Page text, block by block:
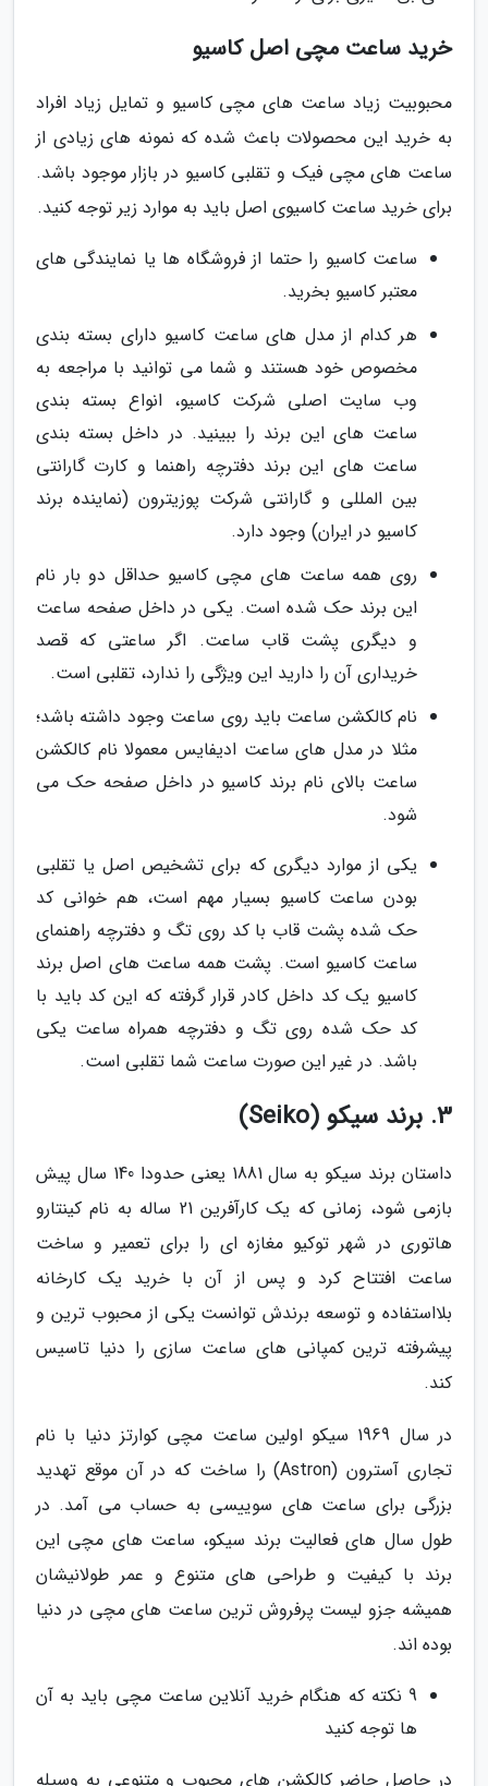
خرید ساعت مچی اصل کاسیو
محبوبیت زیاد ساعت های مچی کاسیو و تمایل زیاد افراد
به خرید این محصولات باعث شده که نمونه های زیادی از
ساعت های مچی فیک و تقلبی کاسیو در بازار موجود باشد.
برای خرید ساعت کاسیوی اصل باید به موارد زیر توجه کنید.
ساعت کاسیو را حتما از فروشگاه ها یا نمایندگی های
معتبر کاسیو بخرید.
هر کدام از مدل های ساعت کاسیو دارای بسته بندی
مخصوص خود هستند و شما می توانید با مراجعه به
وب سایت اصلی شرکت کاسیو، انواع بسته بندی
ساعت های این برند را ببینید. در داخل بسته بندی
ساعت های این برند دفترچه راهنما و کارت گارانتی
بین المللی و گارانتی شرکت پوزیترون (نماینده برند
کاسیو در ایران) وجود دارد.
روی همه ساعت های مچی کاسیو حداقل دو بار نام
این برند حک شده است. یکی در داخل صفحه ساعت
و دیگری پشت قاب ساعت. اگر ساعتی که قصد
خریداری آن را دارید این ویژگی را ندارد، تقلبی است.
نام کالکشن ساعت باید روی ساعت وجود داشته باشد؛
مثلا در مدل های ساعت ادیفایس معمولا نام کالکشن
ساعت بالای نام برند کاسیو در داخل صفحه حک می
شود.
یکی از موارد دیگری که برای تشخیص اصل یا تقلبی
بودن ساعت کاسیو بسیار مهم است، هم خوانی کد
حک شده پشت قاب با کد روی تگ و دفترچه راهنمای
ساعت کاسیو است. پشت همه ساعت های اصل برند
کاسیو یک کد داخل کادر قرار گرفته که این کد باید با
کد حک شده روی تگ و دفترچه همراه ساعت یکی
باشد. در غیر این صورت ساعت شما تقلبی است.
3. برند سیکو (Seiko)
داستان برند سیکو به سال 1881 یعنی حدودا 140 سال پیش
بازمی شود، زمانی که یک کارآفرین 21 ساله به نام کینتارو
هاتوری در شهر توکیو مغازه ای را برای تعمیر و ساخت
ساعت افتتاح کرد و پس از آن با خرید یک کارخانه
بلااستفاده و توسعه برندش توانست یکی از محبوب ترین و
پیشرفته ترین کمپانی های ساعت سازی را دنیا تاسیس
کند.
در سال 1969 سیکو اولین ساعت مچی کوارتز دنیا با نام
تجاری آسترون (Astron) را ساخت که در آن موقع تهدید
بزرگی برای ساعت های سوییسی به حساب می آمد. در
طول سال های فعالیت برند سیکو، ساعت های مچی این
برند با کیفیت و طراحی های متنوع و عمر طولانیشان
همیشه جزو لیست پرفروش ترین ساعت های مچی در دنیا
بوده اند.
9 نکته که هنگام خرید آنلاین ساعت مچی باید به آن
ها توجه کنید
در حاصل حاضر کالکشن های مجبوب و متنوعی به وسیله